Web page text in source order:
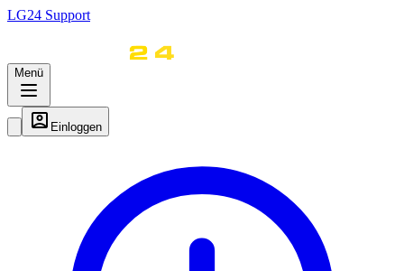
LG24 Support
Menü
Einloggen